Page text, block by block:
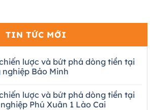
TIN TỨC MỚI
lược và bứt phá dòng tiền tại
Bảo Minh
lược và bứt phá dòng tiền tại
Phú Xuân 1 Lào Cai